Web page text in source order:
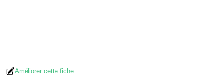
Améliorer cette fiche